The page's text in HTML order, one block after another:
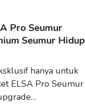
Pro Seumur
Seumur Hidup
hanya untuk
ELSA Pro Seumur